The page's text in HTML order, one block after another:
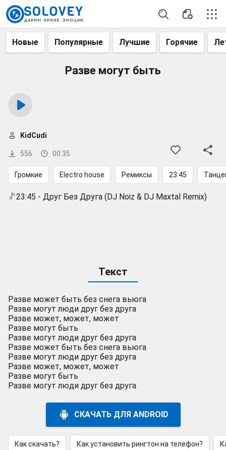
Новые Популярные Лучшие Горячие
Разве могут быть
556 00:35
KidCudi
Громкие Electro house Ремиксы 23:45
23:45 - Друг Без Друга (DJ Noiz & DJ Maxtal Remix)
Текст
Разве может быть без снега вьюга
Разве могут люди друг без друга
Разве может, может, может
Разве могут быть
Разве могут люди друг без друга
Разве может быть без снега вьюга
Разве могут люди друг без друга
Разве может, может, может
Разве могут быть
Разве могут люди друг без друга
СКАЧАТЬ ДЛЯ ANDROID
Как скачать? Как установить рингтон на телефон?